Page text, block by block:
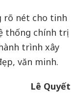
rõ nét cho tinh
thống chính trị
trình xây
văn minh.
Lê Quyết